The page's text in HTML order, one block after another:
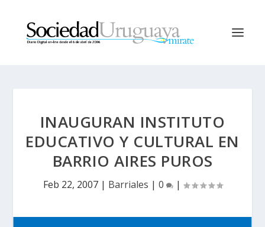
INAUGURAN INSTITUTO
EDUCATIVO Y CULTURAL EN
BARRIO AIRES PUROS
Feb 22, 2007| Barriales | 0 |